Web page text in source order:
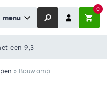
menu
0
een 9,3
» Bouwlamp